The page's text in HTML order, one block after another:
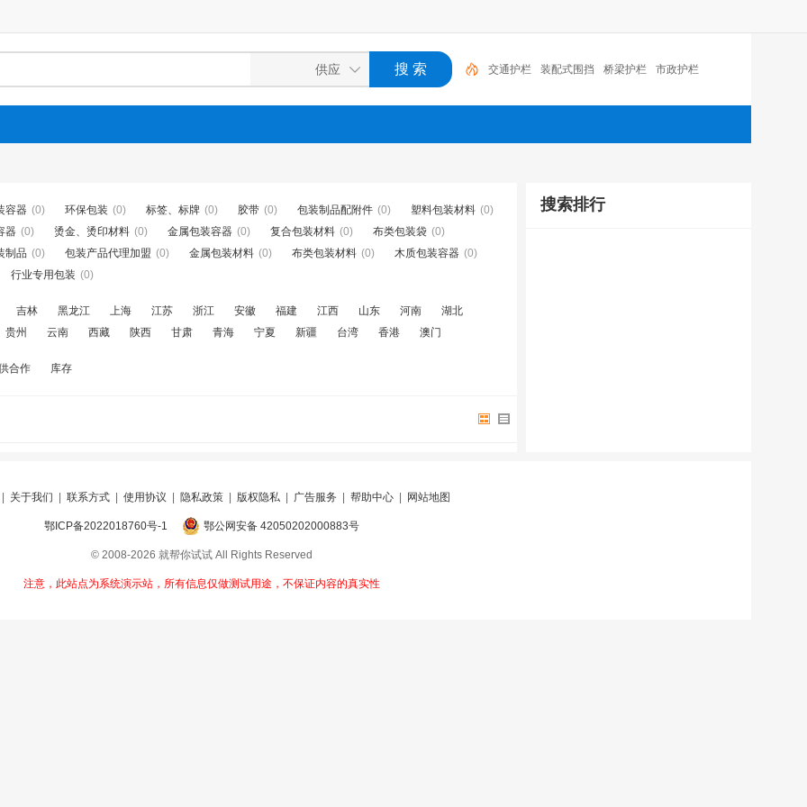
交通护栏 装配式围挡 桥梁护栏 市政护栏
容器 (0) 环保包装 (0) 标签、标牌 (0) 胶带 (0) 包装制品配附件 (0) 塑料包装材料 (0)
器 (0) 烫金、烫印材料 (0) 金属包装容器 (0) 复合包装材料 (0) 布类包装袋 (0)
制品 (0) 包装产品代理加盟 (0) 金属包装材料 (0) 布类包装材料 (0) 木质包装容器 (0)
行业专用包装 (0)
吉林 黑龙江 上海 江苏 浙江 安徽 福建 江西 山东 河南
湖北
贵州
云南 西藏 陕西 甘肃 青海 宁夏 新疆 台湾 香港 澳门
合作 库存
搜索排行
关于我们 联系方式 使用协议 隐私政策 版权隐私 广告服务 帮助中心 网站地图
鄂ICP备2022018760号-1 鄂公网安备 42050202000883号
© 2008-2026 就帮你试试 All Rights Reserved
注意，此站点为系统演示站，所有信息仅做测试用途，不保证内容的真实性